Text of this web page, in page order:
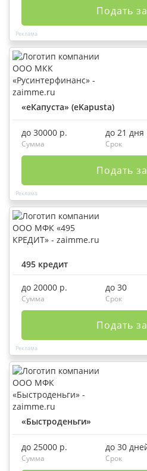
Подать
«еКапуста» (eKapusta)
до 30000 р.
Сумма
до 21 дня
Срок
Подать
495 кредит
до 20000 р.
Сумма
до 30
Срок
Подать
«Быстроденьги»
до 25000 р.
Сумма
до 30
Срок